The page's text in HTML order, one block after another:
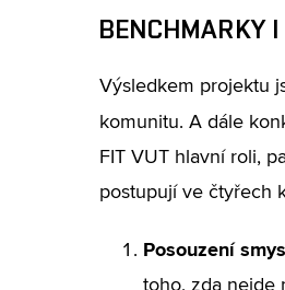
BENCHMARKY
Výsledkem projektu
komunitu. A dále
FIT VUT hlavní roli,
postupují ve čtyřech
Posouzení
toho, zda nejde